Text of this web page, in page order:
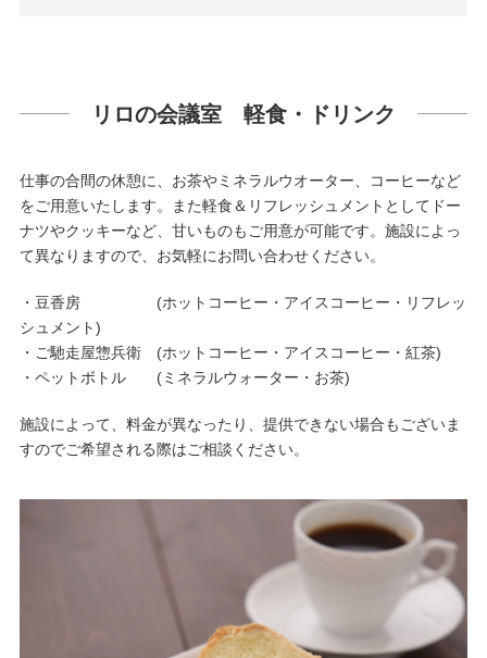
リロの会議室 軽食・ドリンク
仕事の合間の休憩に、お茶やミネラルウオーター、コーヒーなど
をご用意いたします。また軽食＆リフレッシュメントとしてドー
ナツやクッキーなど、甘いものもご用意が可能です。施設によっ
て異なりますので、お気軽にお問い合わせください。
・豆香房 (ホットコーヒー・アイスコーヒー・リフレッ
シュメント)
・ご馳走屋惣兵衛 (ホットコーヒー・アイスコーヒー・紅茶)
・ペットボトル (ミネラルウォーター・お茶)
施設によって、料金が異なったり、提供できない場合もございま
すのでご希望される際はご相談ください。